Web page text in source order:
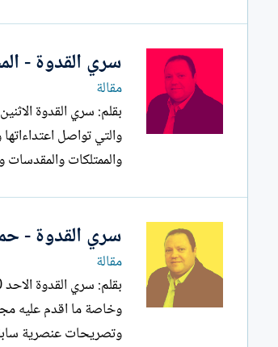
سري القدوة -
مقالة
والتي تواصل
والممتلكات والمقدسات
سري القدوة -
مقالة
وخاصة ما اقدم عليه
وتصريحات عنصرية